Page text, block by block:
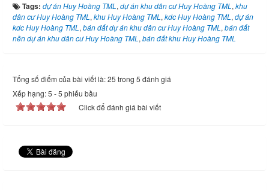
Tags: dự án Huy Hoàng TML , dự án khu dân cư Huy Hoàng TML , khu
dân cư Huy Hoàng TML , khu Huy Hoàng TML , kdc Huy Hoàng TML , dự án
kdc Huy Hoàng TML , bán đất dự án khu dân cư Huy Hoàng TML , bán đất
nền dự án khu dân cư Huy Hoàng TML , bán đất khu Huy Hoàng TML
Tổng số điểm của bài viết là: 25 trong 5 đánh giá
Xếp hạng:5 -5 phiếu bầu
Click để đánh giá bài viết